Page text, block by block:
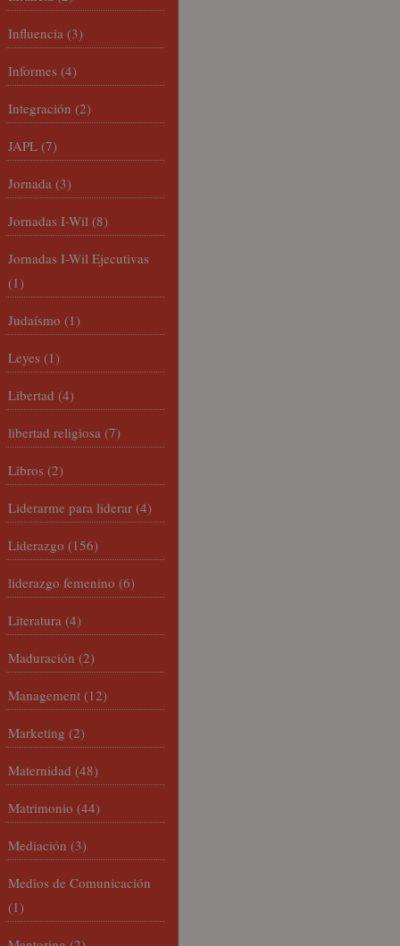
Influencia (3)
Informes (4)
Integración (2)
JAPL (7)
Jornada (3)
Jornadas I-Wil (8)
Jornadas I-Wil Ejecutivas
(1)
Judaísmo (1)
Leyes (1)
Libertad (4)
libertad religiosa (7)
Libros (2)
Liderarme para liderar (4)
Liderazgo (156)
liderazgo femenino (6)
Literatura (4)
Maduración (2)
Management (12)
Marketing (2)
Maternidad (48)
Matrimonio (44)
Mediación (3)
Medios de Comunicación
(1)